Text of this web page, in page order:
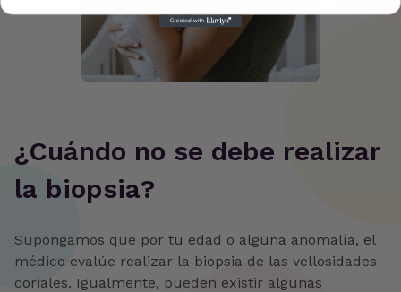
‍¿Cuándo no se debe realizar
la biopsia?
Supongamos que por tu edad o alguna anomalía, el
médico evalúe realizar la biopsia de las vellosidades
coriales. Igualmente, pueden existir algunas